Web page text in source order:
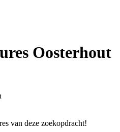
Oosterhout
van deze zoekopdracht!